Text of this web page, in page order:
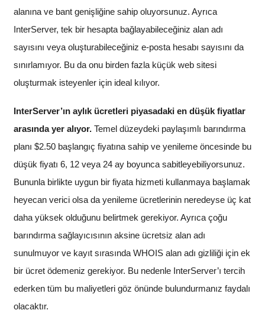
alanına ve bant genişliğine sahip oluyorsunuz. Ayrıca
InterServer, tek bir hesapta bağlayabileceğiniz alan adı
sayısını veya oluşturabileceğiniz e-posta hesabı sayısını da
sınırlamıyor. Bu da onu birden fazla küçük web sitesi
oluşturmak isteyenler için ideal kılıyor.
InterServer’ın aylık ücretleri piyasadaki en düşük fiyatlar
arasında yer alıyor. Temel düzeydeki paylaşımlı barındırma
planı $2.50 başlangıç fiyatına sahip ve yenileme öncesinde bu
düşük fiyatı 6, 12 veya 24 ay boyunca sabitleyebiliyorsunuz.
Bununla birlikte uygun bir fiyata hizmeti kullanmaya başlamak
heyecan verici olsa da yenileme ücretlerinin neredeyse üç kat
daha yüksek olduğunu belirtmek gerekiyor. Ayrıca çoğu
barındırma sağlayıcısının aksine ücretsiz alan adı
sunulmuyor ve kayıt sırasında WHOIS alan adı gizliliği için ek
bir ücret ödemeniz gerekiyor. Bu nedenle InterServer’ı tercih
ederken tüm bu maliyetleri göz önünde bulundurmanız faydalı
olacaktır.